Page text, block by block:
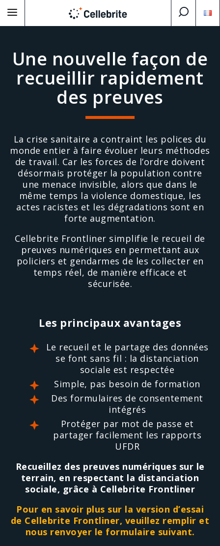
Une nouvelle façon de
recueillir rapidement
des preuves
La crise sanitaire a contraint les polices du
monde entier à faire évoluer leurs méthodes
de travail. Car les forces de l’ordre doivent
désormais protéger la population contre
une menace invisible, alors que dans le
même temps la violence domestique, les
actes racistes et les dégradations sont en
forte augmentation.
Cellebrite Frontliner simplifie le recueil de
preuves numériques en permettant aux
policiers et gendarmes de les collecter en
temps réel, de manière efficace et
sécurisée.
Les principaux avantages
Le recueil et le partage des données
se font sans fil : la distanciation
sociale est respectée
Simple, pas besoin de formation
Des formulaires de consentement
intégrés
Protéger par mot de passe et
partager facilement les rapports
UFDR
Recueillez des preuves numériques sur le
terrain, en respectant la distanciation
sociale, grâce à Cellebrite Frontliner
Pour en savoir plus sur la version d’essai
de Cellebrite Frontliner, veuillez remplir et
nous renvoyer le formulaire suivant.